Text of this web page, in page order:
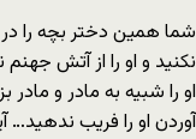
شما همین دختر بچه را در
نکنید و او را از آتش
او را شبیه به مادر و
آوردن او را فریب ندهید…